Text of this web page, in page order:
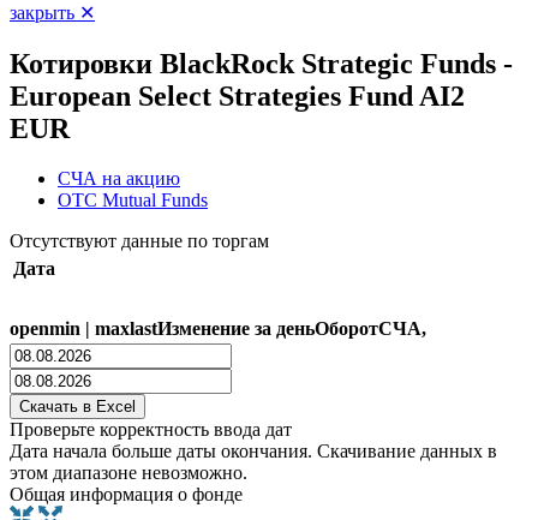
закрыть ✕
Котировки BlackRock Strategic Funds -
European Select Strategies Fund AI2
EUR
СЧА на акцию
OTC Mutual Funds
Отсутствуют данные по торгам
Дата
openmin maxlastИзменение за деньОборотСЧА,
Проверьте корректность ввода дат
Дата начала больше даты окончания. Скачивание данных в
этом диапазоне невозможно.
Общая информация о фонде